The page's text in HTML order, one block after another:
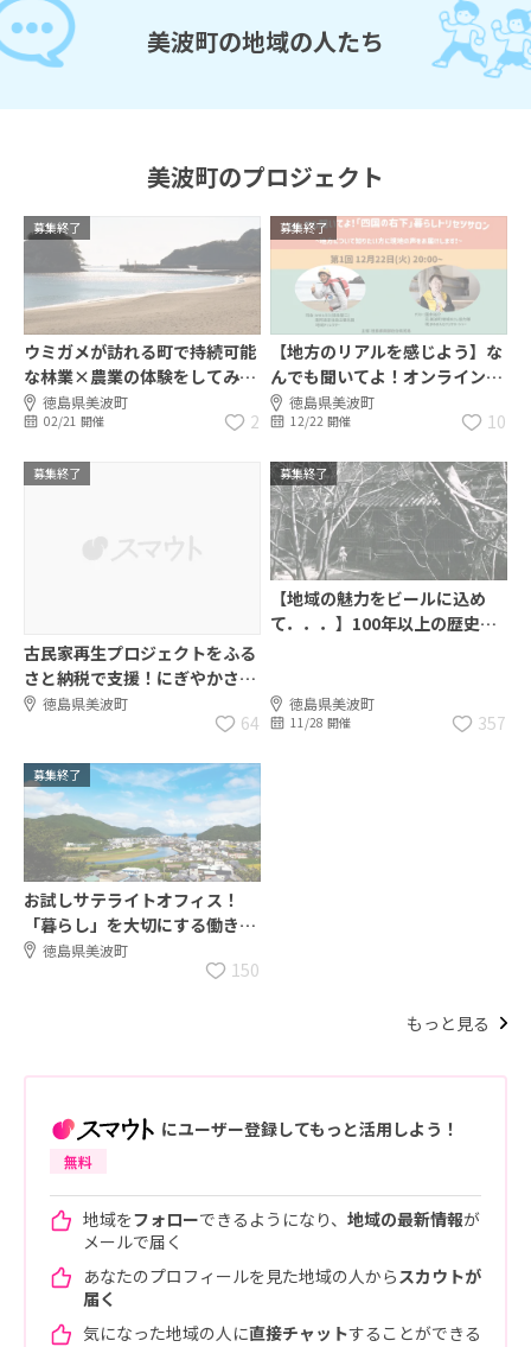
美波町の地域の人たち
美波町のプロジェクト
募集終了
ウミガメが訪れる町で持続可能
な林業×農業の体験をしてみま
せんか？
徳島県美波町
02/21 開催 2
募集終了
【地方のリアルを感じよう】な
んでも聞いてよ！オンライン移
住体験トークセッション！【ト
リセツサロン】
徳島県美波町
12/22 開催 10
募集終了
古民家再生プロジェクトをふる
さと納税で支援！にぎやかさに
一役買ってください
徳島県美波町
64
募集終了
【地域の魅力をビールに込め
て．．．】100年以上の歴史あ
隊）を募集！
徳島県美波町
11/28 開催 357
募集終了
お試しサテライトオフィス！
「暮らし」を大切にする働き方
始めませんか
徳島県美波町
150
もっと見る
にユーザー登録してもっと活用しよう！
無料
地域をフォローできるようになり、 地域の最新情報が
メールで届く
あなたのプロフィールを見た地域の人からスカウトが
届く
気になった地域の人に直接チャットすることができる